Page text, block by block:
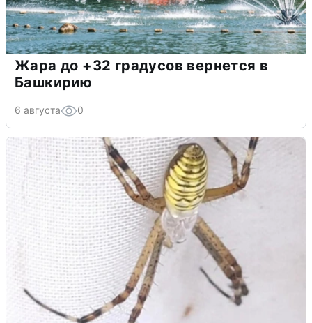
Жара до +32 градусов вернется в
Башкирию
6 августа 0